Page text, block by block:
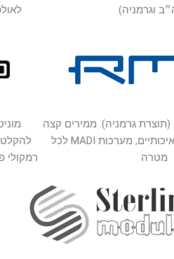
וגרמניה)
(תוצרת גרמניה). ממירים קצה
עליון, קדם מגברים איכותיים, מערכות MADI לכל
מטרה
רמקולי